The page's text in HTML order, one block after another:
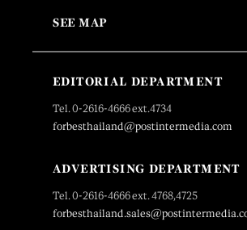
SEE MAP
EDITORIAL DEPARTMENT
Tel. 0-2616-4666 ext.4734
forbesthailand@postintermedia.com
ADVERTISING DEPARTMENT
Tel. 0-2616-4666 ext. 4768,4725